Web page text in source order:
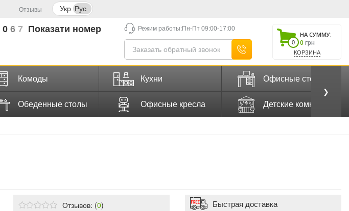
Отзывы Укр Рус
0 6 7 Показати номер Режим работы:Пн-Пт 09:00-17:00
0
НА СУММУ:
0 грн
КОРЗИНА
Комоды Кухни Офисные столы
Обеденные столы Офисные кресла Детские комнаты
❯
Отзывов: (0) Быстрая доставка